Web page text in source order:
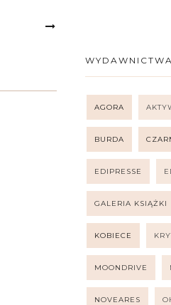
WYDAWNICTWA
AGORA
BURDA
EDIPRESSE
GALERIA KSIĄŻKI
KOBIECE
MOONDRIVE
NOVEARES